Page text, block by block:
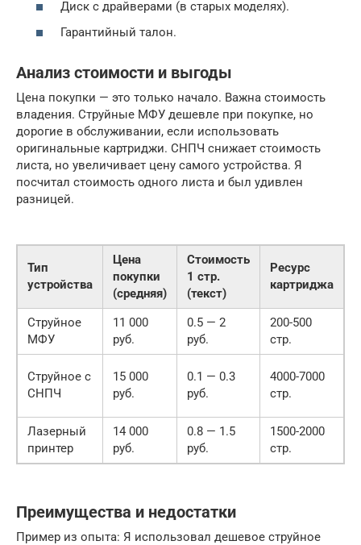
Диск с драйверами (в старых моделях).
Гарантийный талон.
Анализ стоимости и выгоды
Цена покупки — это только начало. Важна стоимость
владения. Струйные МФУ дешевле при покупке, но
дорогие в обслуживании, если использовать
оригинальные картриджи. СНПЧ снижает стоимость
листа, но увеличивает цену самого устройства. Я
посчитал стоимость одного листа и был удивлен
разницей.
Тип
устройства
Цена
покупки
(средняя)
Стоимость
1 стр.
(текст)
Ресурс
картриджа
Струйное
МФУ
11 000
руб.
0.5 — 2
руб.
200-500
стр.
Струйное с
СНПЧ
15 000
руб.
0.1 — 0.3
руб.
4000-7000
стр.
Лазерный
принтер
14 000
руб.
0.8 — 1.5
руб.
1500-2000
стр.
Преимущества и недостатки
Пример из опыта: Я использовал дешевое струйное